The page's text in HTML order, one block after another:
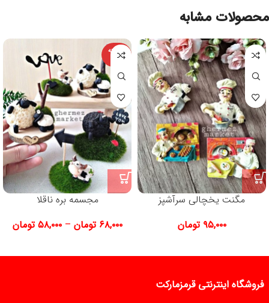
محصولات مشابه
مگنت یخچالی سرآشپز
۹۵,۰۰۰ تومان
فروخته
شده
مجسمه بره ناقلا
۶۸,۰۰۰ تومان – ۵۸,۰۰۰ تومان
فروشگاه اینترنتی قرمزمارکت